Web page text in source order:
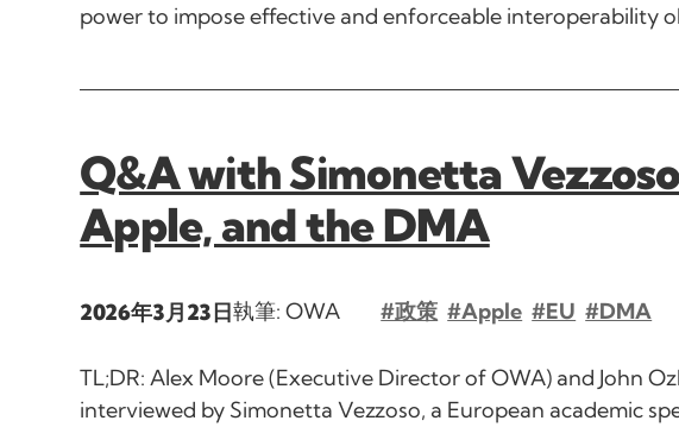
power to impose effective and enforceable interoperability
Q&A with Simonetta
Apple, and the DMA
2026年3月23日執筆: OWA #政策 #Apple #EU #DMA
TL;DR: Alex Moore (Executive Director of OWA) and John
interviewed by Simonetta Vezzoso, a European academic